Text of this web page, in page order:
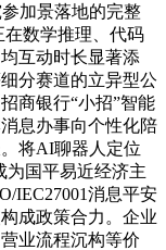
加景落地的完整
数学推理、代码
互动时长显著添
分赛道的立异型公
商银行“小招”智能
息办事向个性化陪
将AI聊器人定位
为国平易近经济主
IEC27001消息平安
成政策合力。企业
业流程沉构等价